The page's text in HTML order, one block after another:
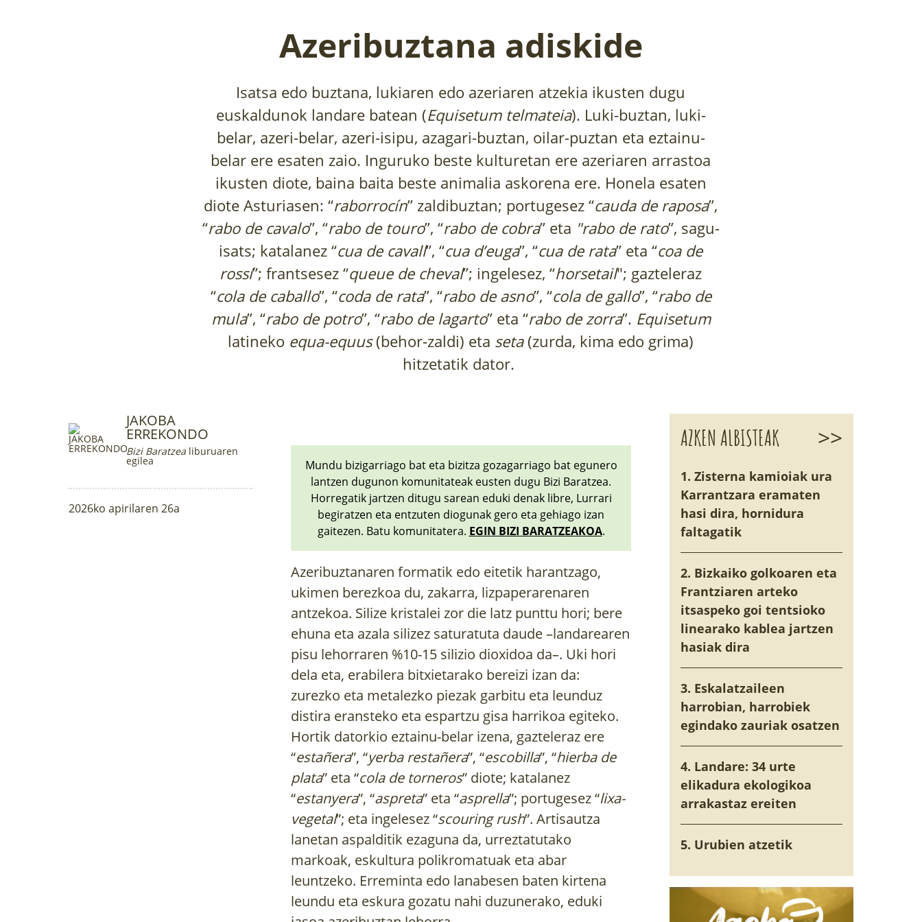
Azeribuztana adiskide
Isatsa edo buztana, lukiaren edo azeriaren atzekia ikusten dugu
euskaldunok landare batean (Equisetum telmateia). Luki-buztan, luki-
belar, azeri-belar, azeri-isipu, azagari-buztan, oilar-puztan eta eztainu-
belar ere esaten zaio. Inguruko beste kulturetan ere azeriaren arrastoa
ikusten diote, baina baita beste animalia askorena ere. Honela esaten
diote Asturiasen: “raborrocín” zaldibuztan; portugesez “cauda de raposa”,
“rabo de cavalo”, “rabo de touro”, “rabo de cobra” eta "rabo de rato”, sagu-
isats; katalanez “cua de cavall”, “cua d’euga”, “cua de rata” eta “coa de
rossí”; frantsesez “queue de cheval”; ingelesez, “horsetail"; gazteleraz
“cola de caballo”, “coda de rata”, “rabo de asno”, “cola de gallo”, “rabo de
mula”, “rabo de potro”, “rabo de lagarto” eta “rabo de zorra”. Equisetum
latineko equa-equus(behor-zaldi) eta seta(zurda, kima edo grima)
hitzetatik dator.
JAKOBA
ERREKONDO
Bizi Baratzea liburuaren
egilea
2026ko apirilaren 26a
Mundu bizigarriago bat eta bizitza gozagarriago bat egunero
lantzen dugunon komunitateak eusten dugu Bizi Baratzea.
Horregatik jartzen ditugu sarean eduki denak libre, Lurrari
begiratzen eta entzuten diogunak gero eta gehiago izan
gaitezen. Batu komunitatera. EGIN BIZI BARATZEAKOA.
Azeribuztanaren formatik edo eitetik harantzago,
ukimen berezkoa du, zakarra, lizpaperarenaren
antzekoa. Silize kristalei zor die latz punttu hori; bere
ehuna eta azala silizez saturatuta daude –landarearen
pisu lehorraren %10-15 silizio dioxidoa da–. Uki hori
dela eta, erabilera bitxietarako bereizi izan da:
zurezko eta metalezko piezak garbitu eta leunduz
distira eransteko eta espartzu gisa harrikoa egiteko.
Hortik datorkio eztainu-belar izena, gazteleraz ere
“estañera”, “yerba restañera”, “escobilla”, “hierba de
plata” eta “cola de torneros” diote; katalanez
“estanyera”, “aspreta” eta “asprella”; portugesez “lixa-
vegetal”; eta ingelesez “scouring rush”. Artisautza
lanetan aspalditik ezaguna da, urreztatutako
markoak, eskultura polikromatuak eta abar
leuntzeko. Erreminta edo lanabesen baten kirtena
leundu eta eskura gozatu nahi duzunerako, eduki
AZKEN ALBISTEAK >>
1. Zisterna kamioiak ura
Karrantzara eramaten
hasi dira, hornidura
faltagatik
2. Bizkaiko golkoaren eta
Frantziaren arteko
itsaspeko goi tentsioko
linearako kablea jartzen
hasiak dira
3. Eskalatzaileen
harrobian, harrobiek
egindako zauriak osatzen
4. Landare: 34 urte
elikadura ekologikoa
arrakastaz ereiten
5. Urubien atzetik